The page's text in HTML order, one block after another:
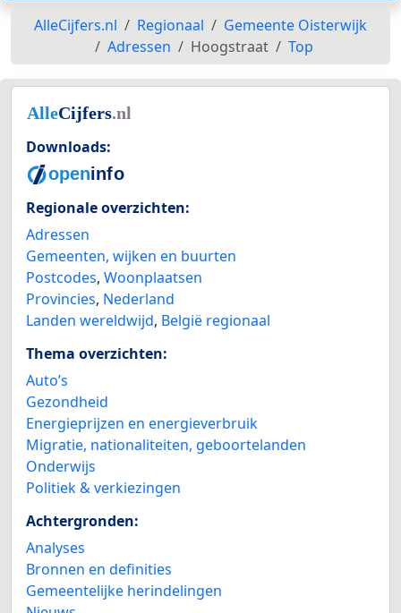
AlleCijfers.nl Regionaal
Gemeente Oisterwijk
Adressen
Hoogstraat Top
Downloads:
Regionale overzichten:
Adressen
Gemeenten, wijken en buurten
Postcodes, Woonplaatsen
Provincies, Nederland
Landen wereldwijd, België regionaal
Thema overzichten:
Auto’s
Gezondheid
Energieprijzen en energieverbruik
Migratie, nationaliteiten, geboortelanden
Onderwijs
Politiek & verkiezingen
Achtergronden:
Analyses
Bronnen en definities
Gemeentelijke herindelingen